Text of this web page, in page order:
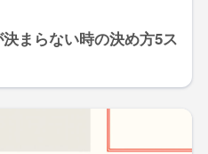
まらない時の決め方5ス